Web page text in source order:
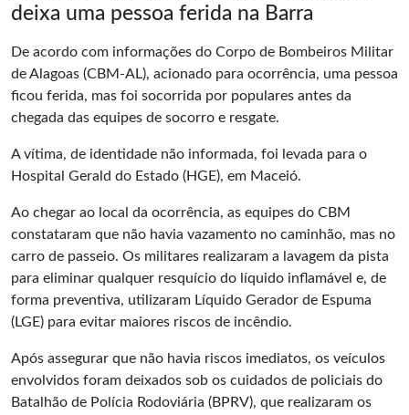
deixa uma pessoa ferida na Barra
De acordo com informações do Corpo de Bombeiros Militar
de Alagoas (CBM-AL), acionado para ocorrência, uma pessoa
ficou ferida, mas foi socorrida por populares antes da
chegada das equipes de socorro e resgate.
A vítima, de identidade não informada, foi levada para o
Hospital Gerald do Estado (HGE), em Maceió.
Ao chegar ao local da ocorrência, as equipes do CBM
constataram que não havia vazamento no caminhão, mas no
carro de passeio. Os militares realizaram a lavagem da pista
para eliminar qualquer resquício do líquido inflamável e, de
forma preventiva, utilizaram Líquido Gerador de Espuma
(LGE) para evitar maiores riscos de incêndio.
Após assegurar que não havia riscos imediatos, os veículos
envolvidos foram deixados sob os cuidados de policiais do
Batalhão de Polícia Rodoviária (BPRV), que realizaram os